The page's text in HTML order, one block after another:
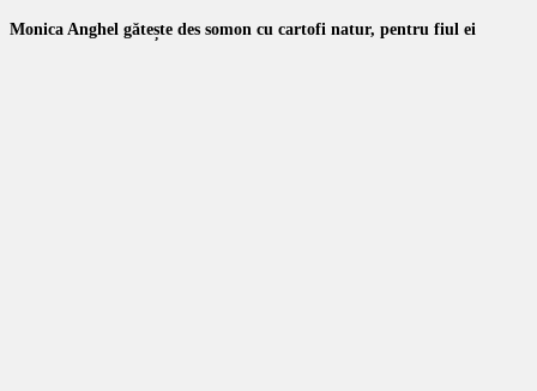
Monica Anghel gătește des somon cu cartofi natur, pentru fiul ei